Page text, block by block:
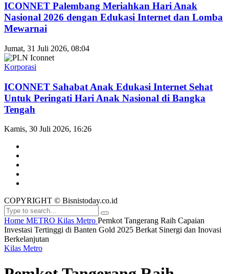
ICONNET Palembang Meriahkan Hari Anak
Nasional 2026 dengan Edukasi Internet dan Lomba
Mewarnai
Jumat, 31 Juli 2026, 08:04
Korporasi
ICONNET Sahabat Anak Edukasi Internet Sehat
Untuk Peringati Hari Anak Nasional di Bangka
Tengah
Kamis, 30 Juli 2026, 16:26
COPYRIGHT © Bisnistoday.co.id
Home METRO Kilas Metro Pemkot Tangerang Raih Capaian
Investasi Tertinggi di Banten Gold 2025 Berkat Sinergi dan Inovasi
Berkelanjutan
Kilas Metro